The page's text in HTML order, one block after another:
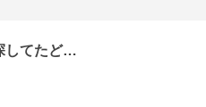
してたど…